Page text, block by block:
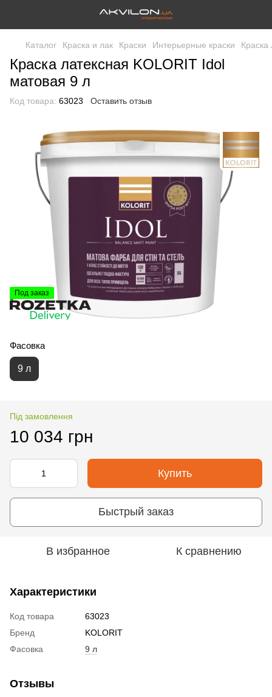
Каталог Краска и лак Краски Интерьерные краски Краска
Краска латексная KOLORIT Idol
матовая 9 л
Код товара: 63023 Оставить отзыв
Под заказ
Фасовка
9 л
Під замовлення
10 034 грн
Купить
Быстрый заказ
В избранное К сравнению
Характеристики
Код товара
63023
Бренд
KOLORIT
Фасовка
9 л
Отзывы